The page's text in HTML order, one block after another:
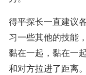
得平探长一直建议
习一些其他的技能
黏在一起，黏在一
和对方拉进了距离